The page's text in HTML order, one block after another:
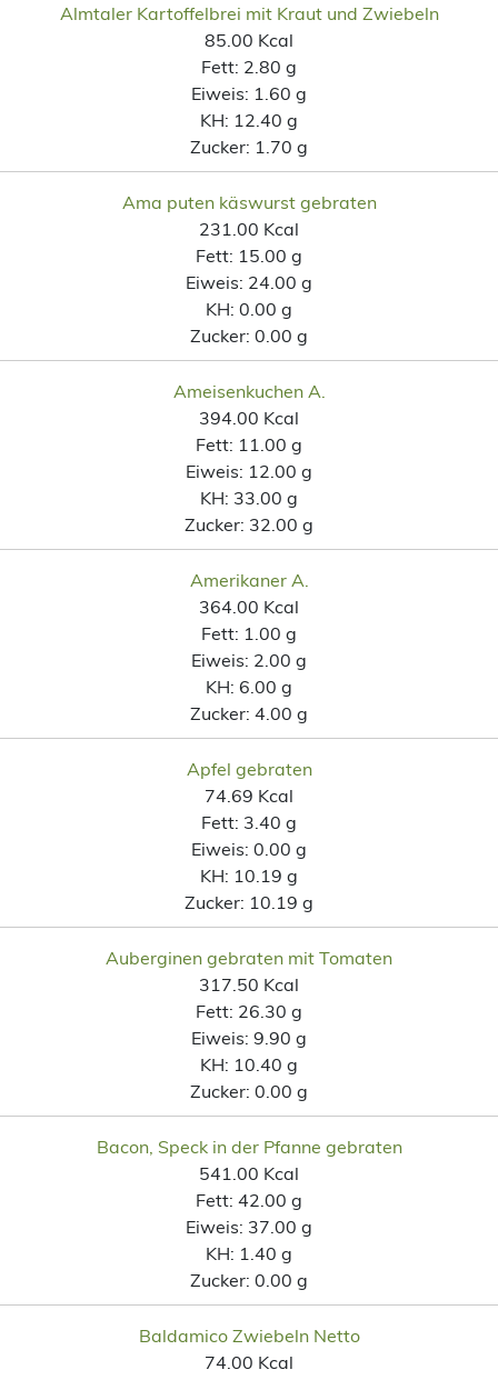
Almtaler Kartoffelbrei mit Kraut und Zwiebeln
85.00 Kcal
Fett: 2.80 g
Eiweis: 1.60 g
KH: 12.40 g
Zucker: 1.70 g
Ama puten käswurst gebraten
231.00 Kcal
Fett: 15.00 g
Eiweis: 24.00 g
KH: 0.00 g
Zucker: 0.00 g
Ameisenkuchen A.
394.00 Kcal
Fett: 11.00 g
Eiweis: 12.00 g
KH: 33.00 g
Zucker: 32.00 g
Amerikaner A.
364.00 Kcal
Fett: 1.00 g
Eiweis: 2.00 g
KH: 6.00 g
Zucker: 4.00 g
Apfel gebraten
74.69 Kcal
Fett: 3.40 g
Eiweis: 0.00 g
KH: 10.19 g
Zucker: 10.19 g
Auberginen gebraten mit Tomaten
317.50 Kcal
Fett: 26.30 g
Eiweis: 9.90 g
KH: 10.40 g
Zucker: 0.00 g
Bacon, Speck in der Pfanne gebraten
541.00 Kcal
Fett: 42.00 g
Eiweis: 37.00 g
KH: 1.40 g
Zucker: 0.00 g
Baldamico Zwiebeln Netto
74.00 Kcal